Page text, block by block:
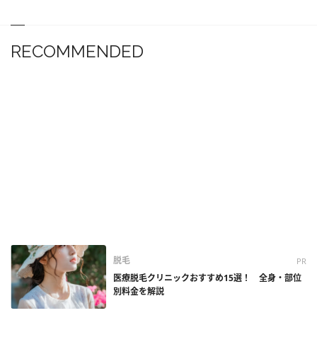
RECOMMENDED
脱毛 PR
医療脱毛クリニックおすすめ15選！ 全身・部位
別料金を解説